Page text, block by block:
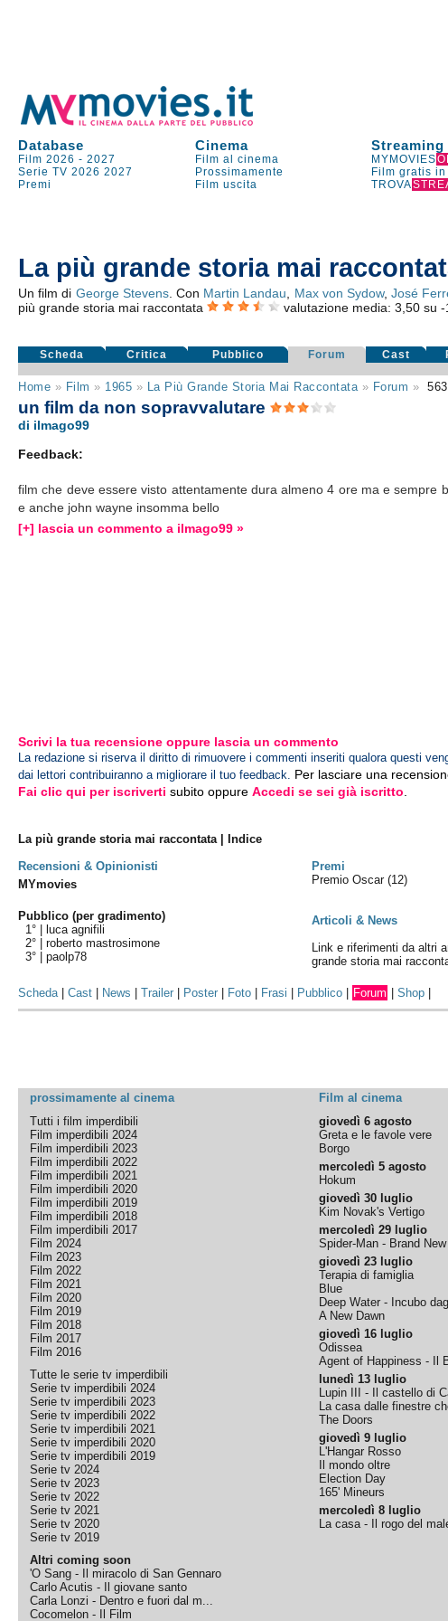
Database Cinema Streaming
Film 2026 -2027 Film al cinema MYMOVIES
Serie TV 2026 2027 Prossimamente Film gratis
Premi
Film uscita TROVA
La più grande storia mai
Un film di George Stevens. Con Martin Landau Max von Sydow,José
più grande storia mai raccontata
valutazione media:3,50 su-
Scheda Critica Pubblico Forum Cast
Home » Film » 1965 » La Più Grande Storia Mai Raccontata» Forum »
un film da non sopravvalutare
di ilmago99
Feedback:
film che deve essere visto attentamente dura almeno 4 ore ma e
e anche john wayne insomma bello
[+] lascia un commento a ilmago99 »
Scrivi la tua recensione oppure lascia un commento
La redazione si riserva il diritto di rimuovere i commenti inseriti qualora questi
dai lettori contribuiranno a migliorare il tuo feedback. Per lasciare una
Fai clic qui per iscriverti subito oppureAccedi se sei già iscritto
La più grande storia mai raccontata | Indice
Recensioni & Opinionisti
Premi
MYmovies
Pubblico (per gradimento)
1° |
luca agnifili
2° |roberto mastrosimone
3° |paolp78
Premio Oscar(12)
Articoli & News
Link e riferimenti da altri
grande storia mai
Scheda|Cast News |Trailer Poster Foto Frasi Pubblico Forum |Shop
prossimamente al cinema Film al cinema
Tutti i film imperdibili
Film imperdibili 2024
Film imperdibili 2023
Film imperdibili 2022
Film imperdibili 2021
Film imperdibili 2020
Film imperdibili 2019
Film imperdibili 2018
Film imperdibili 2017
Film 2024
Film 2023
Film 2022
Film 2021
Film 2020
Film 2019
Film 2018
Film 2017
Film 2016
Tutte le serie tv imperdibili
Serie tv imperdibili 2024
Serie tv imperdibili 2023
Serie tv imperdibili 2022
Serie tv imperdibili 2021
Serie tv imperdibili 2020
Serie tv imperdibili 2019
Serie tv 2024
Serie tv 2023
Serie tv 2022
Serie tv 2021
Serie tv 2020
Serie tv 2019
Altri coming soon
'O Sang - Il miracolo di San Gennaro
Carlo Acutis - Il giovane santo
Carla Lonzi - Dentro e fuori dal m...
Cocomelon - Il Film
giovedì 6 agosto
Greta e le favole vere
Borgo
mercoledì 5 agosto
Hokum
giovedì 30 luglio
Kim Novak's Vertigo
mercoledì 29 luglio
Spider-Man - Brand
giovedì 23 luglio
Terapia di famiglia
Blue
Deep Water - Incubo
A New Dawn
giovedì 16 luglio
Odissea
Agent of Happiness - Il
lunedì 13 luglio
Lupin III - Il castello di
La casa dalle finestre
The Doors
giovedì 9 luglio
L'Hangar Rosso
Il mondo oltre
Election Day
165' Mineurs
mercoledì 8 luglio
La casa - Il rogo del